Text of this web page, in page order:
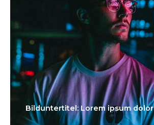
Bilduntertitel: Lorem ipsum dolor